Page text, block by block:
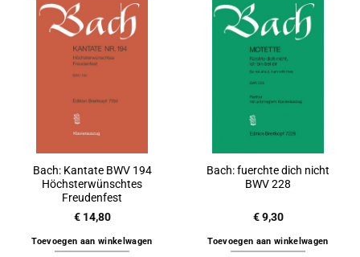
Bach: Kantate BWV 194
Höchsterwünschtes
Freudenfest
€14,80
Toevoegen aan winkelwagen
Bach: fuerchte dich nicht
BWV 228
€9,30
Toevoegen aan winkelwagen